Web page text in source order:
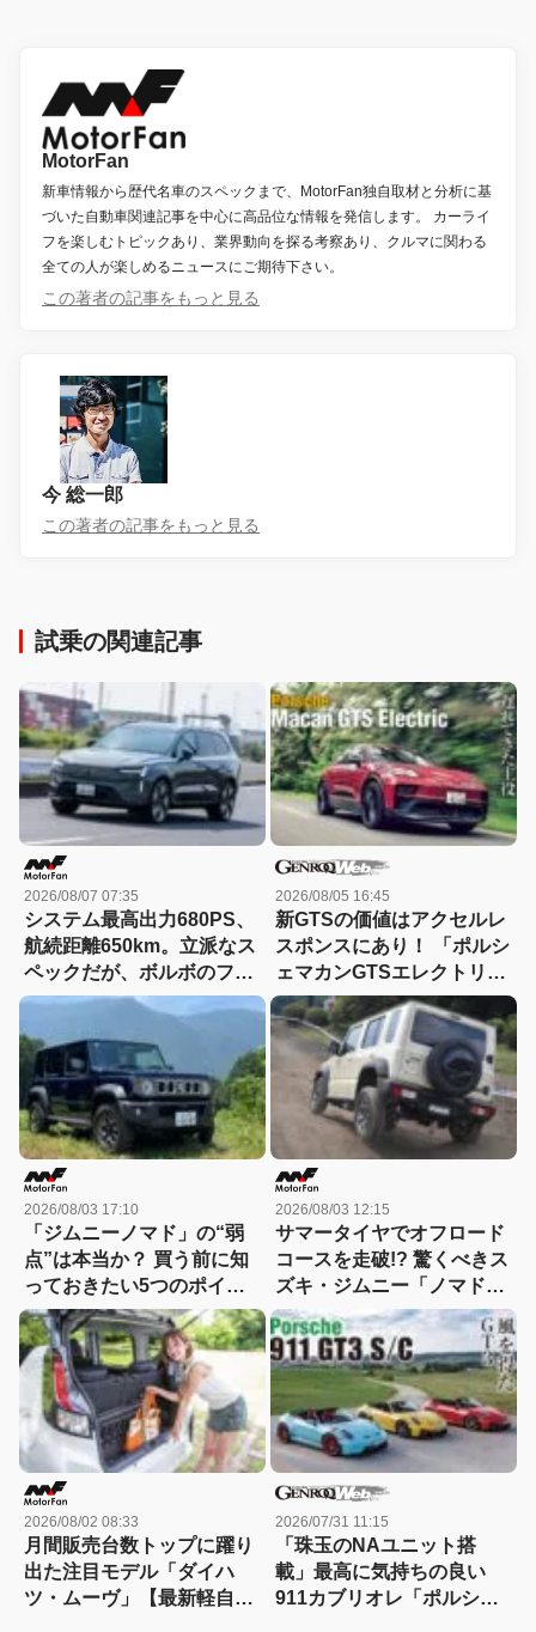
MotorFan
新車情報から歴代名車のスペックまで、MotorFan独自取材と分析に基
づいた自動車関連記事を中心に高品位な情報を発信します。 カーライ
フを楽しむトピックあり、業界動向を探る考察あり、クルマに関わる
全ての人が楽しめるニュースにご期待下さい。
この著者の記事をもっと見る
今 総一郎
この著者の記事をもっと見る
試乗の関連記事
2026/08/07 07:35
システム最高出力680PS、
航続距離650km。立派なス
ペックだが、ボルボのフラ
ッグシップSUVの本当の魅
力は数字以外にあった！
【ボルボEX90試乗】
2026/08/05 16:45
新GTSの価値はアクセルレ
スポンスにあり！ 「ポルシ
ェマカンGTSエレクトリッ
ク」に試乗
2026/08/03 17:10
「ジムニーノマド」の“弱
点”は本当か？ 買う前に知
っておきたい5つのポイン
ト！小回り、燃費、101馬
力、5速MTを徹底チェック
2026/08/03 12:15
サマータイヤでオフロード
コースを走破!? 驚くべきス
ズキ・ジムニー「ノマド」
の走破性！1型→2型への進
化にも注目!!
2026/08/02 08:33
月間販売台数トップに躍り
出た注目モデル「ダイハ
ツ・ムーヴ」【最新軽自動
2026/07/31 11:15
「珠玉のNAユニット搭
載」最高に気持ちの良い
911カブリオレ「ポルシェ